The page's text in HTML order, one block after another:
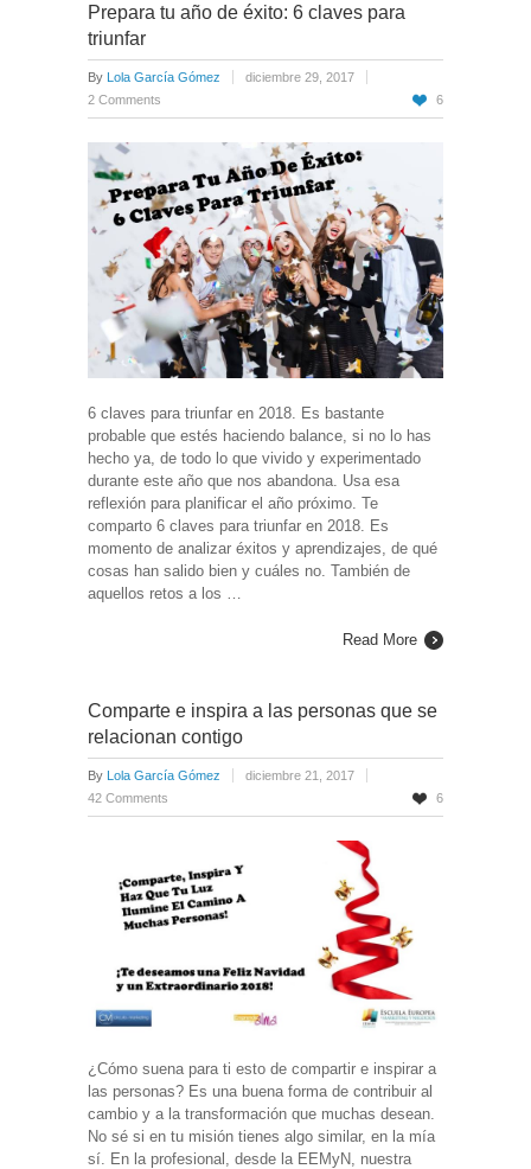
Prepara tu año de éxito: 6 claves para
triunfar
By Lola García Gómez
diciembre 29, 2017
2 Comments
6
6 claves para triunfar en 2018. Es bastante
probable que estés haciendo balance, si no lo has
hecho ya, de todo lo que vivido y experimentado
durante este año que nos abandona. Usa esa
reflexión para planificar el año próximo. Te
comparto 6 claves para triunfar en 2018. Es
momento de analizar éxitos y aprendizajes, de qué
cosas han salido bien y cuáles no. También de
aquellos retos a los …
Read More
Comparte e inspira a las personas que se
relacionan contigo
By Lola García Gómez
diciembre 21, 2017
42 Comments
6
¿Cómo suena para ti esto de compartir e inspirar a
las personas? Es una buena forma de contribuir al
cambio y a la transformación que muchas desean.
No sé si en tu misión tienes algo similar, en la mía
sí. En la profesional, desde la EEMyN, nuestra